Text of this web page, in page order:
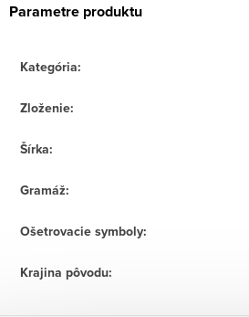
Parametre produktu
Kategória:
Zloženie:
Šírka:
Gramáž:
Ošetrovacie symboly:
Krajina pôvodu: